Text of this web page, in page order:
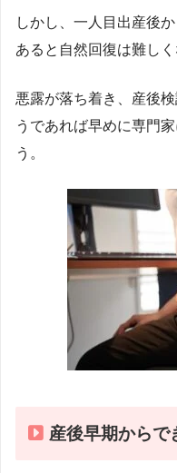
しかし、一人目出産後
あると自然回復は難しく
悪露が落ち着き、産後
うであれば早めに専門
う。
産後早期からで